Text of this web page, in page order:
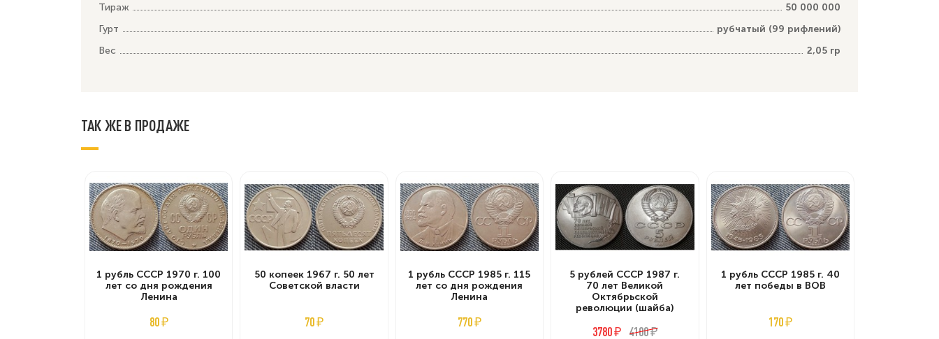
Тираж
50 000 000
Гурт
рубчатый (99 рифлений)
Вес
2,05 гр
ТАК ЖЕ В ПРОДАЖЕ
1 рубль СССР 1970 г. 100
лет со дня рождения
Ленина
80 ₽
50 копеек 1967 г. 50 лет
Советской власти
70 ₽
1 рубль СССР 1985 г. 115
лет со дня рождения
Ленина
770 ₽
5 рублей СССР 1987 г.
70 лет Великой
Октябрьской
революции (шайба)
3780 ₽ 4100 ₽
1 рубль СССР 1985 г. 40
лет победы в ВОВ
170 ₽